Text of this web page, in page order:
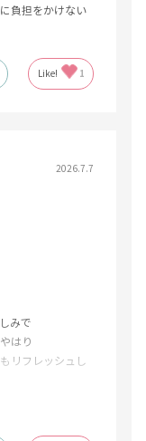
負担をかけない
Like! 1
2026.7.7
みで
はり
リフレッシュし
備へと、もう一